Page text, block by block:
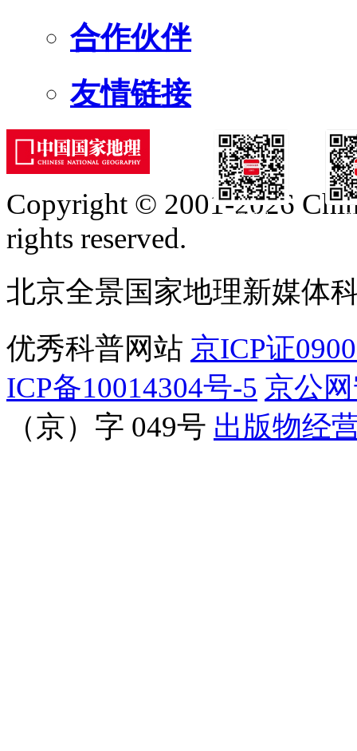
合作伙伴
友情链接
订阅号
Copyright © 2001-2026
rights reserved.
北京全景国家地理新媒体
优秀科普网站 京ICP证
ICP备10014304号-5 京公
（京）字 049号 出版物经